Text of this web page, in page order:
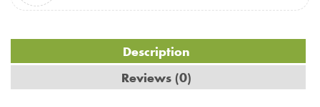
Description
Reviews (0)